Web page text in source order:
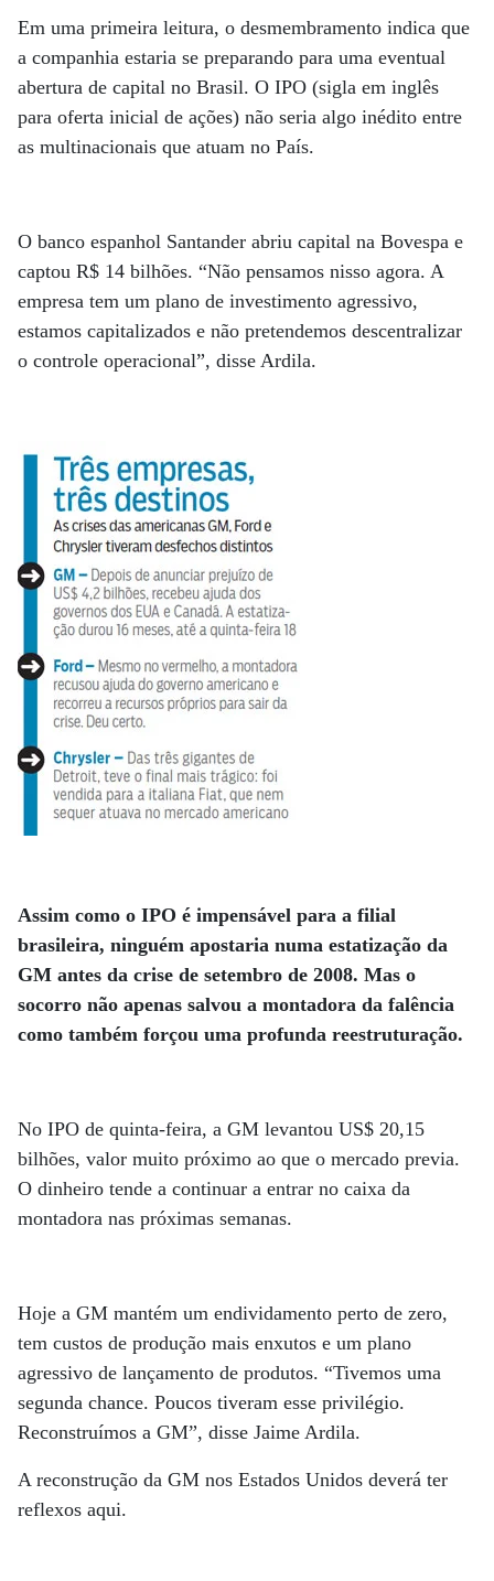
Em uma primeira leitura, o desmembramento indica que
a companhia estaria se preparando para uma eventual
abertura de capital no Brasil. O IPO (sigla em inglês
para oferta inicial de ações) não seria algo inédito entre
as multinacionais que atuam no País.
O banco espanhol Santander abriu capital na Bovespa e
captou R$ 14 bilhões. “Não pensamos nisso agora. A
empresa tem um plano de investimento agressivo,
estamos capitalizados e não pretendemos descentralizar
o controle operacional”, disse Ardila.
Assim como o IPO é impensável para a filial
brasileira, ninguém apostaria numa estatização da
GM antes da crise de setembro de 2008. Mas o
socorro não apenas salvou a montadora da falência
como também forçou uma profunda reestruturação.
No IPO de quinta-feira, a GM levantou US$ 20,15
bilhões, valor muito próximo ao que o mercado previa.
O dinheiro tende a continuar a entrar no caixa da
montadora nas próximas semanas.
Hoje a GM mantém um endividamento perto de zero,
tem custos de produção mais enxutos e um plano
agressivo de lançamento de produtos. “Tivemos uma
segunda chance. Poucos tiveram esse privilégio.
Reconstruímos a GM”, disse Jaime Ardila.
A reconstrução da GM nos Estados Unidos deverá ter
reflexos aqui.